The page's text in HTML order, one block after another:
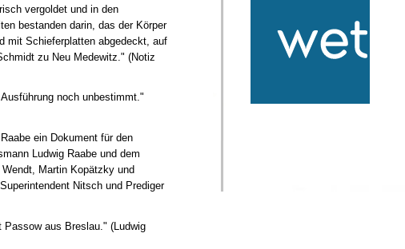
vergoldet und in den
bestanden darin, das der Körper
mit Schieferplatten abgedeckt, auf
zu Neu Medewitz." (Notiz
noch unbestimmt."
ein Dokument für den
Ludwig Raabe und dem
Martin Kopätzky und
Nitsch und Prediger
aus Breslau." (Ludwig